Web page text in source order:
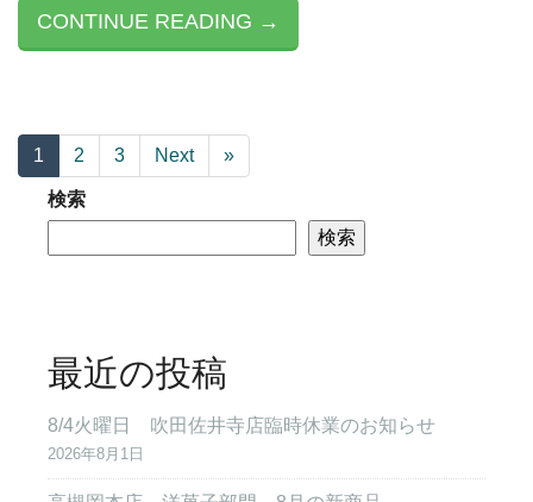
CONTINUE READING →
1 2 3 Next »
検索
検索
最近の投稿
8/4火曜日 吹田佐井寺店臨時休業のお知らせ
2026年8月1日